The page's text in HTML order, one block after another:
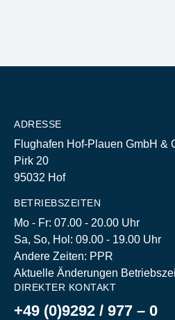
ADRESSE
Flughafen Hof-Plauen GmbH &
Pirk 20
95032 Hof
BETRIEBSZEITEN
Mo - Fr: 07.00 - 20.00 Uhr
Sa, So, Hol: 09.00 - 19.00 Uhr
Andere Zeiten: PPR
Aktuelle Änderungen
DIREKTER KONTAKT
+49 (0)9292 / 977 – 0